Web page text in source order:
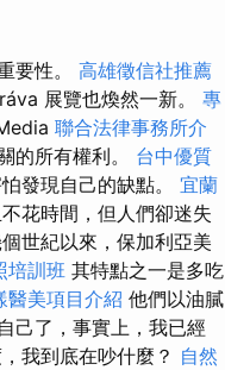
要性。 高雄徵信社推薦
展覽也煥然一新。 專
聯合法律事務所介
的所有權利。 台中優質
發現自己的缺點。 宜蘭
花時間，但人們卻迷失
世紀以來，保加利亞美
培訓班 其特點之一是多吃
醫美項目介紹 他們以油膩
己了，事實上，我已經
我到底在吵什麼？ 自然